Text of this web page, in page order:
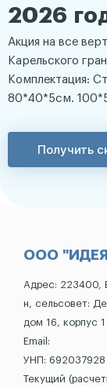
2026
Акция на все
Карельского
Комплектация:
80*40*5см.
Получить
ООО
Адрес: 223400,
н, сельсовет:
дом 16, корпус 1
Email:
УНП: 692037928
Текущий